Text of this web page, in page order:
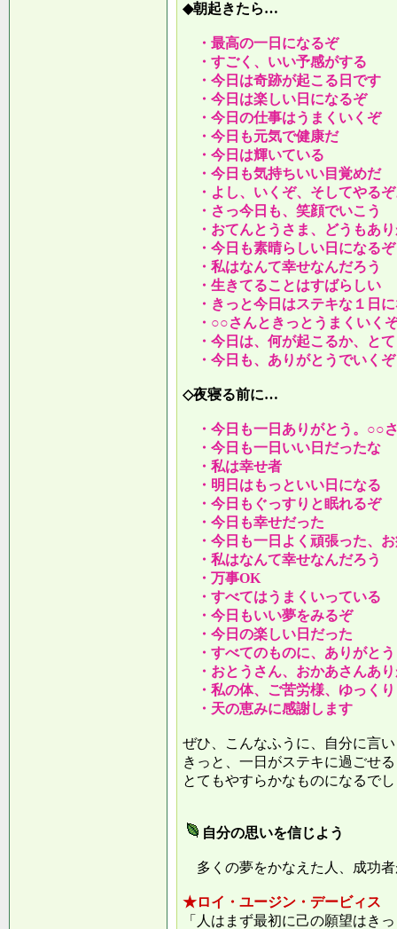
◆朝起きたら…
・最高の一日になるぞ
・すごく、いい予感がする
・今日は奇跡が起こる日です
・今日は楽しい日になるぞ
・今日の仕事はうまくいくぞ
・今日も元気で健康だ
・今日は輝いている
・今日も気持ちいい目覚めだ
・よし、いくぞ、そしてやる
・さっ今日も、笑顔でいこう
・おてんとうさま、どうもあ
・今日も素晴らしい日になるぞ
・私はなんて幸せなんだろう
・生きてることはすばらしい
・きっと今日はステキな１日
・○○さんときっとうまくいく
・今日は、何が起こるか、と
・今日も、ありがとうでいくぞ
◇夜寝る前に…
・今日も一日ありがとう。○○
・今日も一日いい日だったな
・私は幸せ者
・明日はもっといい日になる
・今日もぐっすりと眠れるぞ
・今日も幸せだった
・今日も一日よく頑張った、
・私はなんて幸せなんだろう
・万事OK
・すべてはうまくいっている
・今日もいい夢をみるぞ
・今日の楽しい日だった
・すべてのものに、ありがとう
・おとうさん、おかあさんあ
・私の体、ご苦労様、ゆっく
・天の恵みに感謝します
ぜひ、こんなふうに、自分に言
きっと、一日がステキに過ごせ
とてもやすらかなものになるで
自分の思いを信じよう
多くの夢をかなえた人、成功
★ロイ・ユージン・デービィス
「人はまず最初に己の願望はき